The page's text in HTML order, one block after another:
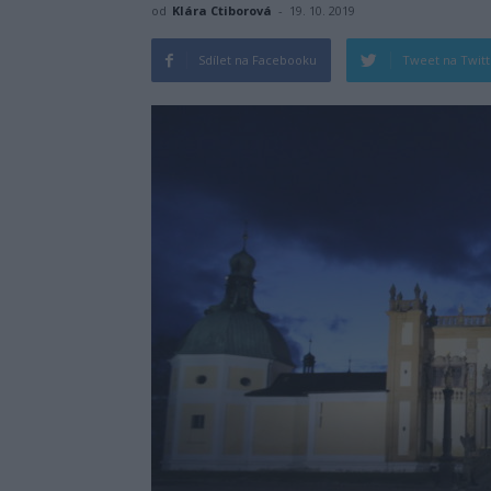
od Klára Ctiborová - 19. 10. 2019
Sdílet na Facebooku Tweet na